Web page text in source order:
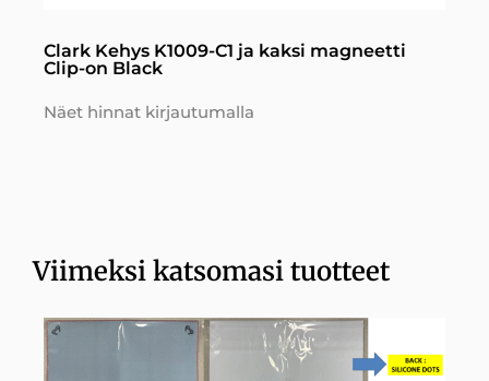
Clark Kehys K1009-C1 ja kaksi magneetti
Clip-on Black
Näet hinnat kirjautumalla
Viimeksi katsomasi tuotteet